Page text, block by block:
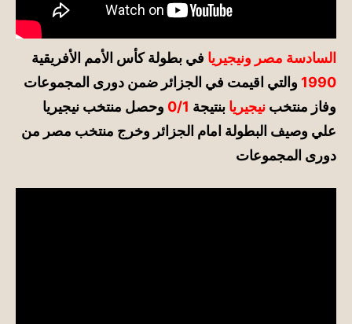
السادسة مصر ونيجيريا في بطولة كأس الأمم الأفريقية
1990 والتي اقيمت في الجزائر ضمن دورى المجموعات
وفاز منتخب نيجيريا بنتيجة 0/1 وحصل منتخب نيجيريا
علي وصيف البطولة امام الجزائر وخرج منتخب مصر من
دورى المجموعات